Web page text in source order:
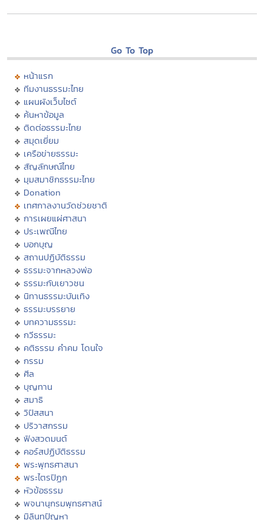
Go To Top
หน้าแรก
ทีมงานธรรมะไทย
แผนผังเว็บไซต์
ค้นหาข้อมูล
ติดต่อธรรมะไทย
สมุดเยี่ยม
เครือข่ายธรรมะ
สัญลักษณ์ไทย
มุมสมาชิกธรรมะไทย
Donation
เทศกาลงานวัดช่วยชาติ
การเผยแผ่ศาสนา
ประเพณีไทย
บอกบุญ
สถานปฏิบัติธรรม
ธรรมะจากหลวงพ่อ
ธรรมะกับเยาวชน
นิทานธรรมะบันเทิง
ธรรมะบรรยาย
บทความธรรมะ
กวีธรรมะ
คติธรรม คำคม โดนใจ
กรรม
ศีล
บุญทาน
สมาธิ
วิปัสสนา
ปริวาสกรรม
ฟังสวดมนต์
คอร์สปฏิบัติธรรม
พระพุทธศาสนา
พระไตรปิฏก
หัวข้อธรรม
พจนานุกรมพุทธศาสน์
มิลินทปัญหา